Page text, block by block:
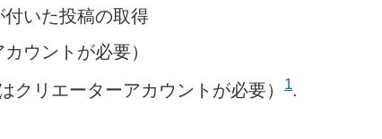
いた投稿の取得
ウントが必要）
クリエーターアカウントが必要）​
1​.